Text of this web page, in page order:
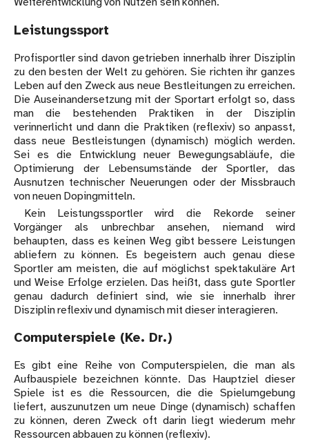
Leistungssport
Profisportler sind davon getrieben innerhalb ihrer Disziplin
zu den besten der Welt zu gehören. Sie richten ihr ganzes
Leben auf den Zweck aus neue Bestleitungen zu erreichen.
Die Auseinandersetzung mit der Sportart erfolgt so, dass
man die bestehenden Praktiken in der Disziplin
verinnerlicht und dann die Praktiken (reflexiv) so anpasst,
dass neue Bestleistungen (dynamisch) möglich werden.
Sei es die Entwicklung neuer Bewegungsabläufe, die
Optimierung der Lebensumstände der Sportler, das
Ausnutzen technischer Neuerungen oder der Missbrauch
von neuen Dopingmitteln.
Kein Leistungssportler wird die Rekorde seiner
Vorgänger als unbrechbar ansehen, niemand wird
behaupten, dass es keinen Weg gibt bessere Leistungen
abliefern zu können. Es begeistern auch genau diese
Sportler am meisten, die auf möglichst spektakuläre Art
und Weise Erfolge erzielen. Das heißt, dass gute Sportler
genau dadurch definiert sind, wie sie innerhalb ihrer
Disziplin reflexiv und dynamisch mit dieser interagieren.
Computerspiele (Ke. Dr.)
Es gibt eine Reihe von Computerspielen, die man als
Aufbauspiele bezeichnen könnte. Das Hauptziel dieser
Spiele ist es die Ressourcen, die die Spielumgebung
liefert, auszunutzen um neue Dinge (dynamisch) schaffen
zu können, deren Zweck oft darin liegt wiederum mehr
Ressourcen abbauen zu können (reflexiv).